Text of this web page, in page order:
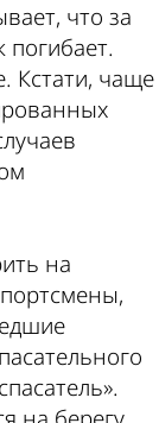
что за
погибает.
Кстати, чаще
на